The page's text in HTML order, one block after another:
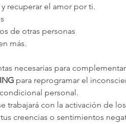
recuperar el amor por ti.
de otras personas
más.
necesarias para
para reprogramar el
personal.
trabajará con la activación de
creencias o sentimientos